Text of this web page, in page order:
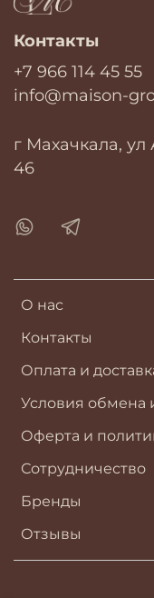
О нас
Контакты
Оплата и
Условия обмена
Оферта и
Сотрудничество
Бренды
Отзывы
Контакты
+7 966 114 45 55
info@maison-
г Махачкала,
46